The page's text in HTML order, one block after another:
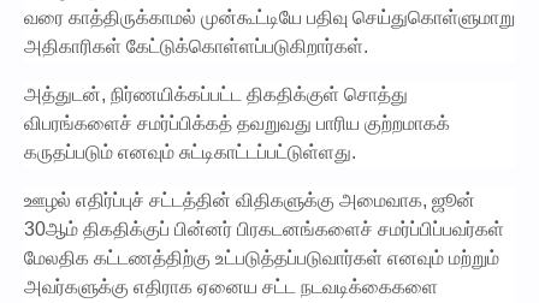
வரை காத்திருக்காமல் முன்கூட்டியே பதிவு செய்துகொள்ளுமாறு
அதிகாரிகள் கேட்டுக்கொள்ளப்படுகிறார்கள்.
அத்துடன், நிர்ணயிக்கப்பட்ட திகதிக்குள் சொத்து
விபரங்களைச் சமர்ப்பிக்கத் தவறுவது பாரிய குற்றமாகக்
கருதப்படும் எனவும் சுட்டிகாட்டப்பட்டுள்ளது.
ஊழல் எதிர்ப்புச் சட்டத்தின் விதிகளுக்கு அமைவாக, ஜூன்
30ஆம் திகதிக்குப் பின்னர் பிரகடனங்களைச் சமர்ப்பிப்பவர்கள்
மேலதிக கட்டணத்திற்கு உட்படுத்தப்படுவார்கள் எனவும் மற்றும்
அவர்களுக்கு எதிராக ஏனைய சட்ட நடவடிக்கைகளை